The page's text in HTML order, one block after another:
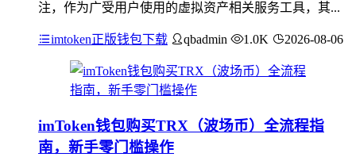
注，作为广受用户使用的虚拟资产相关服务工具，其...
imtoken正版钱包下载 qbadmin 1.0K 2026-08-06
imToken钱包购买TRX（波场币）全流程指
南，新手零门槛操作